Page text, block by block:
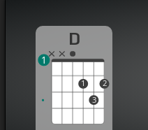
D
1
3
2
1